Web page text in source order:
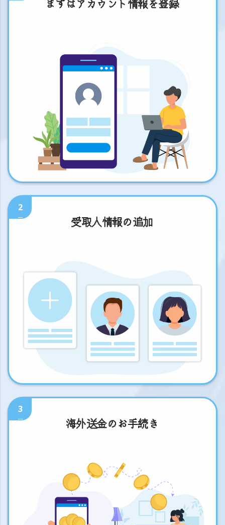
まずはアカウント情報を登録
2
受取人情報の追加
3
海外送金のお手続き